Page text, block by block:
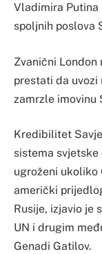
Vladimira Putina
spoljnih poslova
Zvanični
prestati da uvozi
zamrzle imovinu
Kredibilitet
sistema
ugroženi ukoliko
američki
Rusije, izjavio je
UN i drugim
Genadi Gatilov.